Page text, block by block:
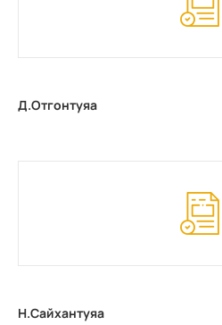
Д.Отгонтуяа
Н.Сайхантуяа